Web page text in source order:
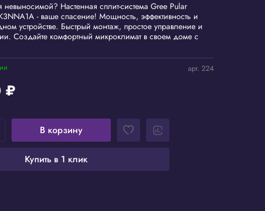
арт. 224
₽
В корзину
Купить в 1 клик
невыносимой? Настенная сплит-система Gree Pular
- ваше спасение! Мощность, эффективность и
устройстве. Быстрый монтаж, простое управление и
Создайте комфортный микроклимат в своем доме с